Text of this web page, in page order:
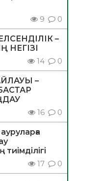
9 0
–
14 0
–
16 0
17 0